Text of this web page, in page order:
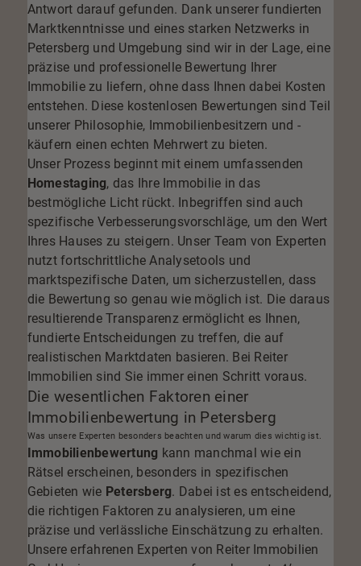
Antwort darauf gefunden. Dank unserer fundierten
Marktkenntnisse und eines starken Netzwerks in
Petersberg und Umgebung sind wir in der Lage, eine
präzise und professionelle Bewertung Ihrer
Immobilie zu liefern, ohne dass Ihnen dabei Kosten
entstehen. Diese kostenlosen Bewertungen sind Teil
unserer Philosophie, Immobilienbesitzern und -
käufern einen echten Mehrwert zu bieten.
Unser Prozess beginnt mit einem umfassenden
Homestaging, das Ihre Immobilie in das
bestmögliche Licht rückt. Inbegriffen sind auch
spezifische Verbesserungsvorschläge, um den Wert
Ihres Hauses zu steigern. Unser Team von Experten
nutzt fortschrittliche Analysetools und
marktspezifische Daten, um sicherzustellen, dass
die Bewertung so genau wie möglich ist. Die daraus
resultierende Transparenz ermöglicht es Ihnen,
fundierte Entscheidungen zu treffen, die auf
realistischen Marktdaten basieren. Bei Reiter
Immobilien sind Sie immer einen Schritt voraus.
Die wesentlichen Faktoren einer
Immobilienbewertung in Petersberg
Was unsere Experten besonders beachten und warum dies wichtig ist.
Immobilienbewertung kann manchmal wie ein
Rätsel erscheinen, besonders in spezifischen
Gebieten wie Petersberg. Dabei ist es entscheidend,
die richtigen Faktoren zu analysieren, um eine
präzise und verlässliche Einschätzung zu erhalten.
Unsere erfahrenen Experten von Reiter Immobilien